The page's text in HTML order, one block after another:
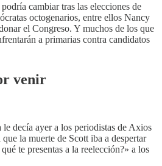
cambiar tras las elecciones de
octogenarios, entre ellos Nancy
el Congreso. Y muchos de los que
a primarias contra candidatos
venir
le decía ayer a los periodistas de Axios
la muerte de Scott iba a despertar
te presentas a la reelección?» a los